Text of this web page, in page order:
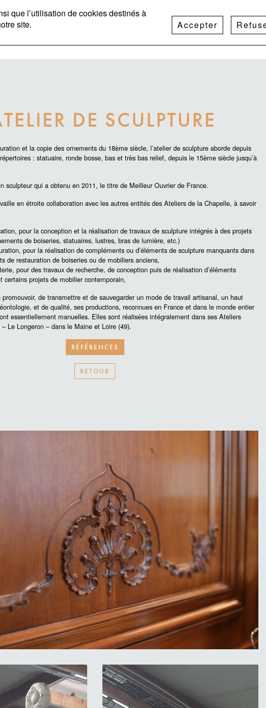
que l’utilisation de cookies destinés à
site.
Accepter
ACTUALITÉS RECRUTEMENT
DE SCULPTURE
et la copie des ornements du 18ème siècle, l’atelier de sculpture aborde depuis
: statuaire, ronde bosse, bas et très bas relief, depuis le 15ème siècle jusqu’à
sculpteur qui a obtenu en 2011, le titre de Meilleur Ouvrier de France.
en étroite collaboration avec les autres entités des Ateliers de la Chapelle, à savoir
, pour la conception et la réalisation de travaux de sculpture intégrés à des projets
de boiseries, statuaires, lustres, bras de lumière, etc.)
pour la réalisation de compléments ou d’éléments de sculpture manquants dans
de restauration de boiseries ou de mobiliers anciens,
pour des travaux de recherche, de conception puis de réalisation d’éléments
certains projets de mobilier contemporain,
de transmettre et de sauvegarder un mode de travail artisanal, un haut
et de qualité, ses productions, reconnues en France et dans le monde entier
essentiellement manuelles. Elles sont réalisées intégralement dans ses Ateliers
– Le Longeron – dans le Maine et Loire (49).
RÉFÉRENCES
RETOUR
La Poste du Louvre-fabrication des
boiseries en acajou de la brasserie-
détail©Ch.Canevet